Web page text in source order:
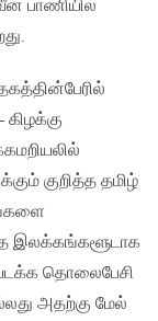
பாணியில்
குறித்த தமிழ்
இலக்கங்களூடாக
தொலைபேசி
அதற்கு மேல்